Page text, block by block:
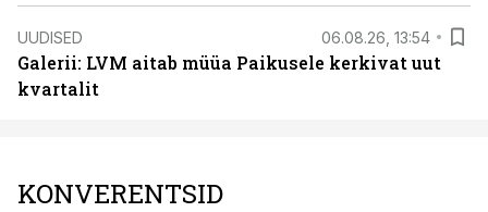
UUDISED 06.08.26, 13:54
Galerii: LVM aitab müüa Paikusele kerkivat uut
kvartalit
KONVERENTSID